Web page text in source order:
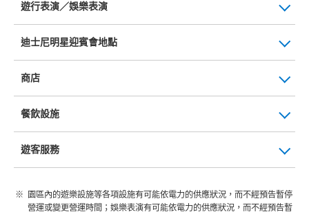
遊行表演／娛樂表演
迪士尼明星迎賓會地點
商店
餐飲設施
遊客服務
園區內的遊樂設施等各項設施有可能依電力的供應狀況，而不經預告暫停
營運或變更營運時間；娛樂表演有可能依電力的供應狀況，而不經預告暫